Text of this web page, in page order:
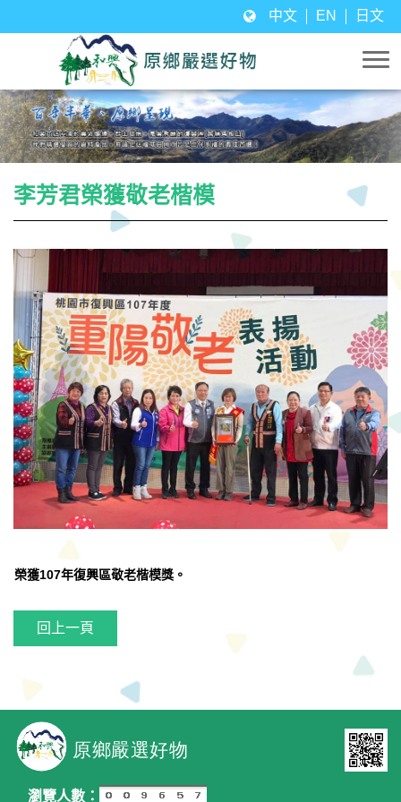
中文 EN 日文
李芳君榮獲敬老楷模
榮獲107年復興區敬老楷模獎。
回上一頁
瀏覽人數：